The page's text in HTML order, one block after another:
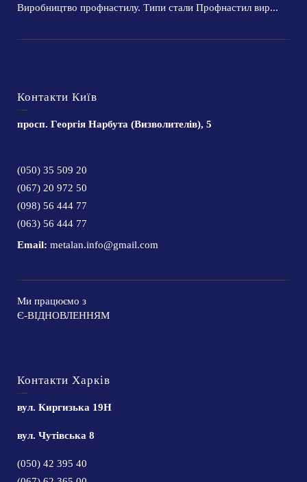
Виробництво профнастилу. Типи стали Профнастил вир...
Контакти Київ
просп. Георгія Нарбута (Визволителів), 5
(050) 35 509 20
(067) 20 972 50
(098) 56 444 77
(063) 56 444 77
Email: metalan.info@gmail.com
Ми працюємо з
Є-ВІДНОВЛЕННЯМ
Контакти Харків
вул. Киргизька 19Н
вул. Чутівська 8
(050) 42 395 40